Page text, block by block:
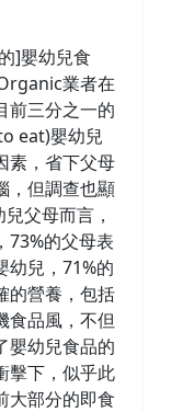
]嬰幼兒食
業者在
前三分之一的
eat)嬰幼兒
素，省下父母
，但調查也顯
父母而言，
73%的父母表
幼兒，71%的
的營養，包括
食品風，不但
嬰幼兒食品的
擊下，似乎此
大部分的即食